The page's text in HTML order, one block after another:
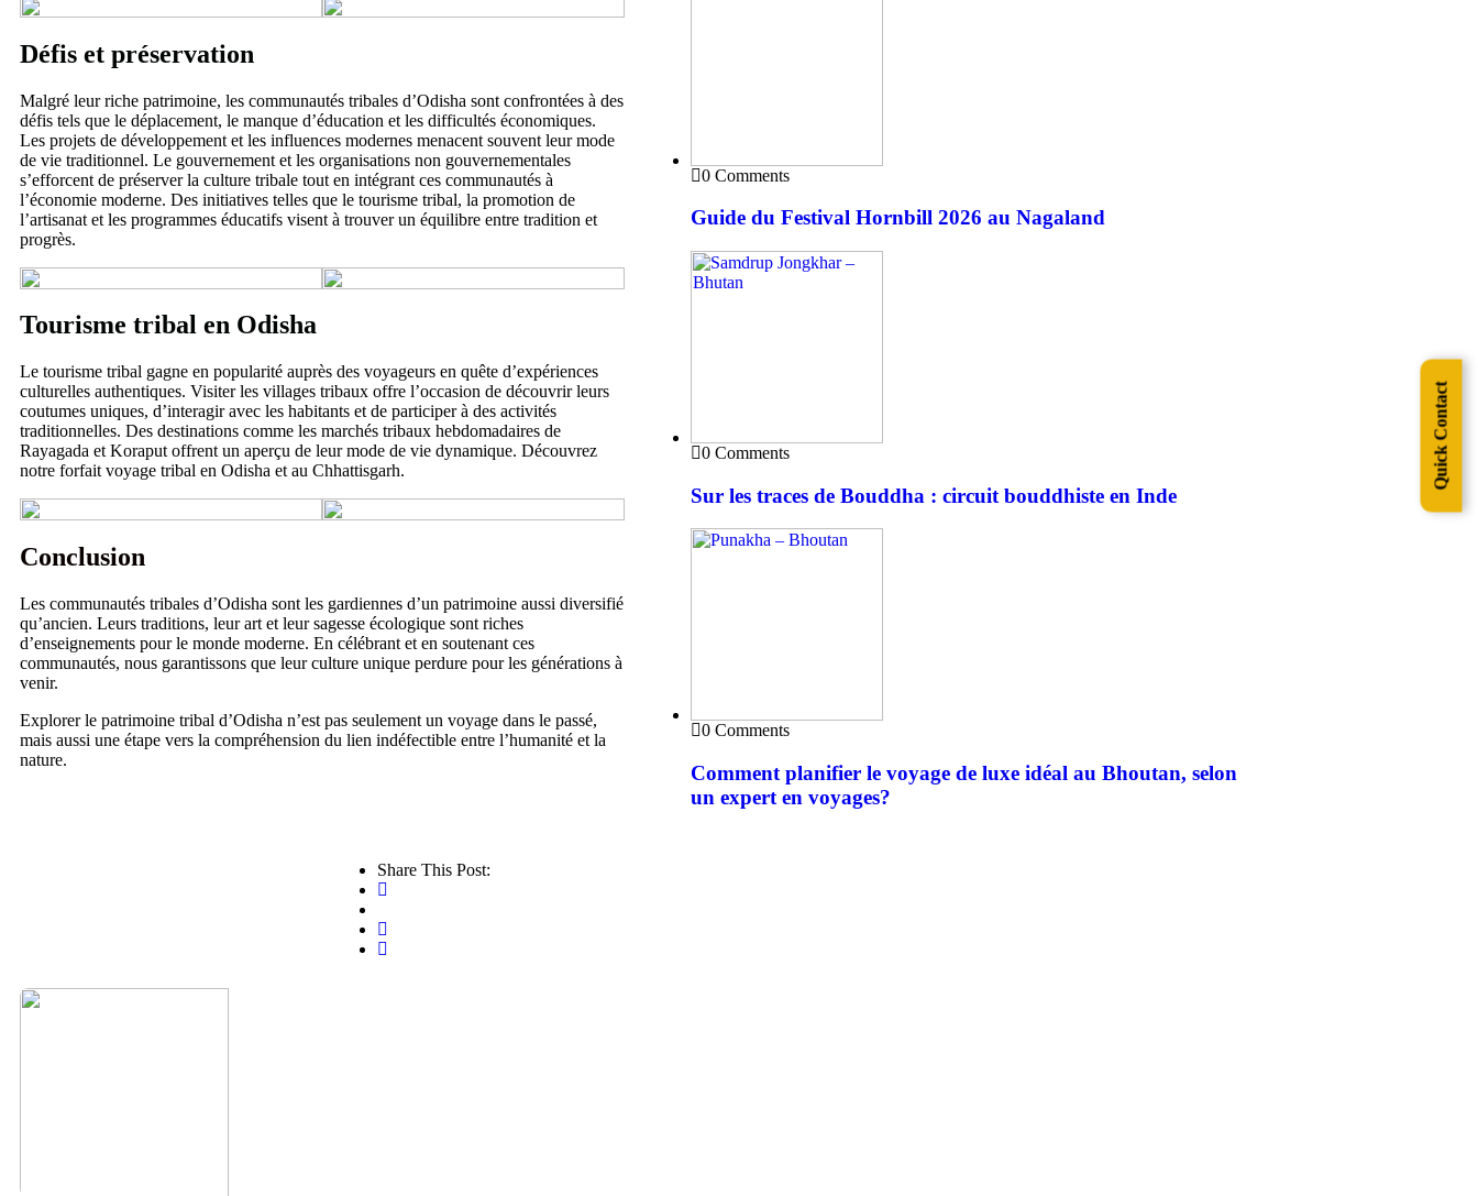
Défis et préservation
Malgré leur riche patrimoine, les communautés tribales d’Odisha sont confrontées à des
défis tels que le déplacement, le manque d’éducation et les difficultés économiques.
Les projets de développement et les influences modernes menacent souvent leur mode
de vie traditionnel. Le gouvernement et les organisations non gouvernementales
s’efforcent de préserver la culture tribale tout en intégrant ces communautés à
l’économie moderne. Des initiatives telles que le tourisme tribal, la promotion de
l’artisanat et les programmes éducatifs visent à trouver un équilibre entre tradition et
progrès.
Tourisme tribal en Odisha
Le tourisme tribal gagne en popularité auprès des voyageurs en quête d’expériences
culturelles authentiques. Visiter les villages tribaux offre l’occasion de découvrir leurs
coutumes uniques, d’interagir avec les habitants et de participer à des activités
traditionnelles. Des destinations comme les marchés tribaux hebdomadaires de
Rayagada et Koraput offrent un aperçu de leur mode de vie dynamique. Découvrez
notre forfait voyage tribal en Odisha et au Chhattisgarh.
Conclusion
Les communautés tribales d’Odisha sont les gardiennes d’un patrimoine aussi diversifié
qu’ancien. Leurs traditions, leur art et leur sagesse écologique sont riches
d’enseignements pour le monde moderne. En célébrant et en soutenant ces
communautés, nous garantissons que leur culture unique perdure pour les générations à
venir.
Explorer le patrimoine tribal d’Odisha n’est pas seulement un voyage dans le passé,
mais aussi une étape vers la compréhension du lien indéfectible entre l’humanité et la
nature.
Share This Post:
0 Comments
Guide du Festival Hornbill 2026 au Nagaland
0 Comments
Sur les traces de Bouddha : circuit bouddhiste en Inde
0 Comments
Comment planifier le voyage de luxe idéal au Bhoutan, selon
un expert en voyages?
Quick Contact